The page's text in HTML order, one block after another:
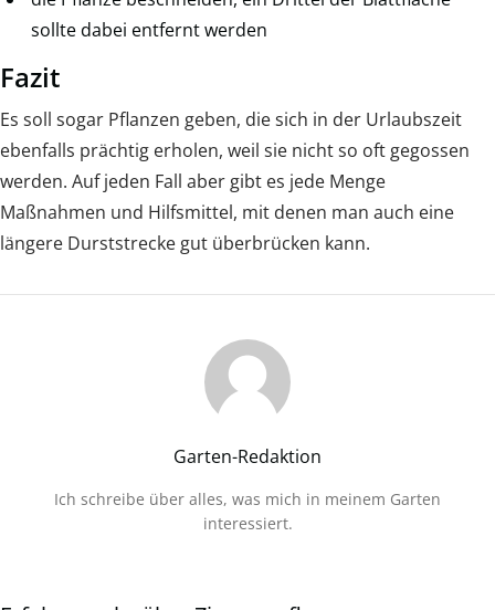
sollte dabei entfernt werden
Fazit
Es soll sogar Pflanzen geben, die sich in der Urlaubszeit
ebenfalls prächtig erholen, weil sie nicht so oft gegossen
werden. Auf jeden Fall aber gibt es jede Menge
Maßnahmen und Hilfsmittel, mit denen man auch eine
längere Durststrecke gut überbrücken kann.
Garten-Redaktion
Ich schreibe über alles, was mich in meinem Garten
interessiert.